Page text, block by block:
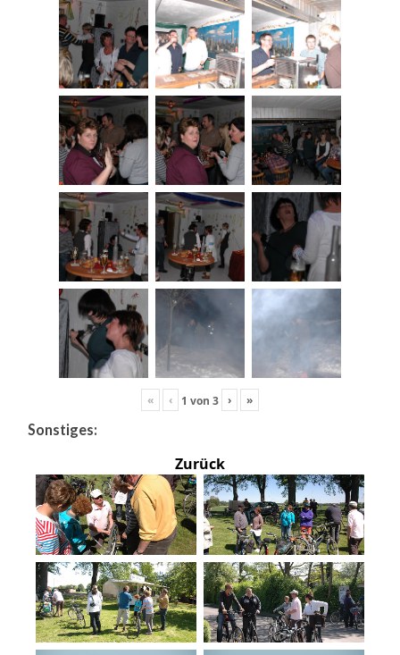
« ‹ 1 von 3 › »
Sonstiges:
Zurück